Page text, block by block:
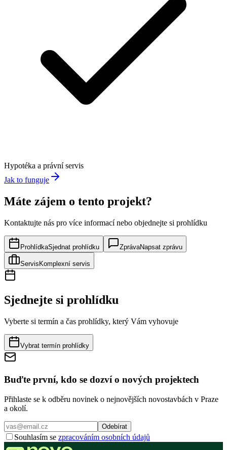
Hypotéka a právní servis
Jak to funguje
Máte zájem o tento projekt?
Kontaktujte nás pro více informací nebo objednejte si prohlídku
ProhlídkaSjednat prohlídku ZprávaNapsat zprávu
Servis Komplexní servis
Sjednejte si prohlídku
Vyberte si termín a čas prohlídky, který Vám vyhovuje
Vybrat termín prohlídky
Buďte první, kdo se dozví o nových projektech
Přihlaste se k odběru novinek o nejnovějších novostavbách v Praze
a okolí.
Odebírat
Souhlasím se zpracováním osobních údajů